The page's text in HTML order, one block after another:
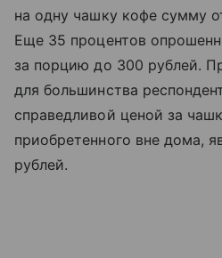
на одну чашку кофе сумму
Еще 35 процентов
за порцию до 300 рублей.
для большинства
справедливой ценой за
приобретенного вне дома,
рублей.